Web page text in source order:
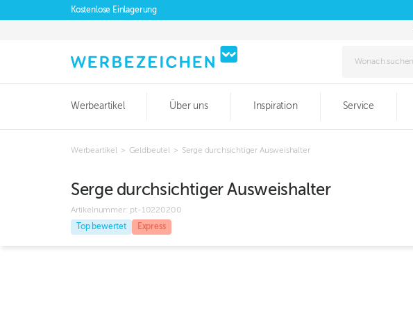
Kostenlose Einlagerung
Werbeartikel Über uns Inspiration Service
Werbeartikel > Geldbeutel > Serge durchsichtiger Ausweishalter
Serge durchsichtiger Ausweishalter
Artikelnummer: pt-10220200
Top bewertet
Express